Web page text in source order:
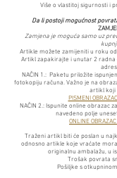
Više o vlastitoj sigurnosti i
Da li postoji mogućnost
Zamjena je moguća samo uz
Artikle možete zamijeniti u roku
Artikl zapakirajte i unutar 2 radna
NAČIN 1.: Paketu priložite
fotokopiju računa. Važno je na
artikl koji
PISMENI
NAČIN 2.: Ispunite online obrazac
navedeno polje
ONLINE
Traženi artikl biti će poslan u
odnosno artikle koje vraćate
originalnu ambalažu, u
Trošak povrata
Pošiljke s